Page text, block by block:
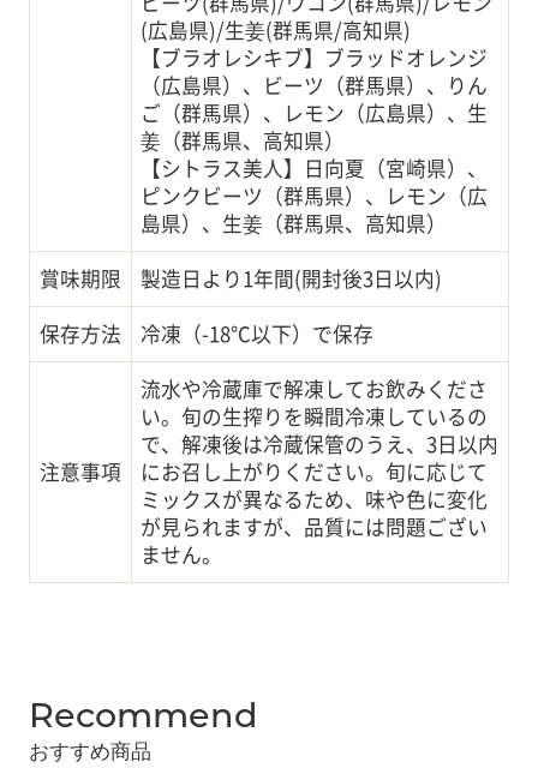
(広島県)/生姜(群馬県/高知県)
【ブラオレシキブ】 ブラッドオレンジ
（広島県）、ビーツ（群馬県）、りん
ご（群馬県）、レモン（広島県）、生
姜（群馬県、高知県）
【シトラス美人】 日向夏（宮崎県）、
ピンクビーツ（群馬県）、レモン（広
島県）、生姜（群馬県、高知県）
賞味期限
製造日より1年間(開封後3日以内)
保存方法
冷凍（-18℃以下）で保存
注意事項
流水や冷蔵庫で解凍してお飲みくださ
い。旬の生搾りを瞬間冷凍しているの
で、解凍後は冷蔵保管のうえ、3日以内
にお召し上がりください。旬に応じて
ミックスが異なるため、味や色に変化
が見られますが、品質には問題ござい
ません。
Recommend
おすすめ商品